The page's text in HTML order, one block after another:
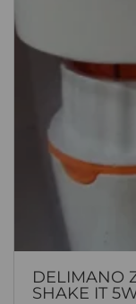
DELIMANO
SHAKE IT